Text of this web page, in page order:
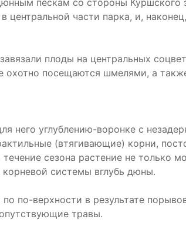
пескам со стороны Куршского
центральной части парка, и,
плоды на центральных
охотно посещаются шмелями, а
него углублению-воронке с
(втягивающие) корни,
сезона растение не только
системы вглубь дюны.
по-верхности в результате
травы.